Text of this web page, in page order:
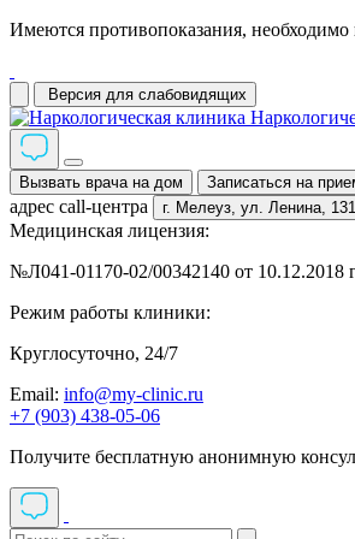
Имеются противопоказания,
Версия для слабовидящих
Вызвать врача на дом Записаться на
адрес call-центра г. Мелеуз, ул. Ленина, 131
Медицинская лицензия:
№Л041-01170-02/00342140 от 10.12.2018
Режим работы клиники:
Круглосуточно, 24/7
Email: info@my-clinic.ru
+7 (903) 438-05-06
Получите бесплатную анонимную